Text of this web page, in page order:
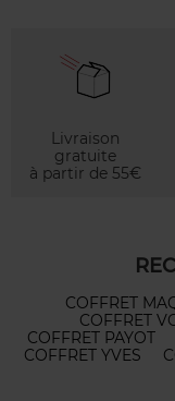
Livraison
gratuite
à partir de 55€
COFFRET
COFFRET
COFFRET PAYOT
COFFRET YVES